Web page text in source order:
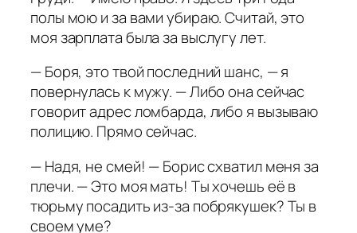
полы мою и за вами убираю. Считай, это
моя зарплата была за выслугу лет.
— Боря, это твой последний шанс, — я
повернулась к мужу. — Либо она сейчас
говорит адрес ломбарда, либо я вызываю
полицию. Прямо сейчас.
— Надя, не смей! — Борис схватил меня за
плечи. — Это моя мать! Ты хочешь её в
тюрьму посадить из-за побрякушек? Ты в
своем уме?